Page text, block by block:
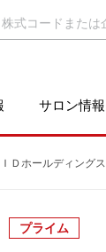
サロン情報
Ｄホールディングス
プライム